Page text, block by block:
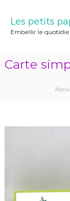
Les petits
Embellir le
Carte